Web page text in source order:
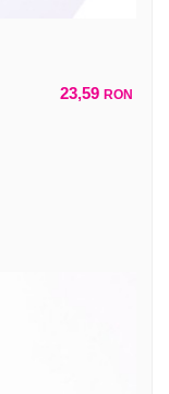
23,59 RON